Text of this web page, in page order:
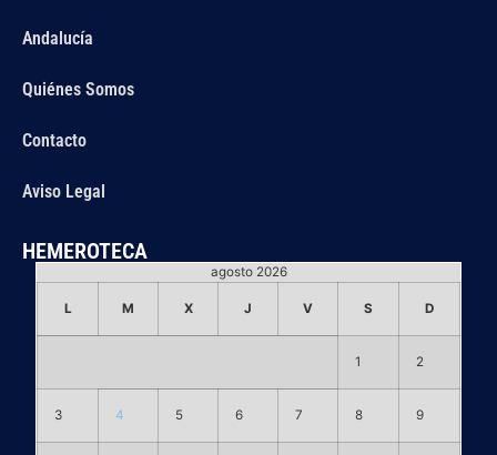
Andalucía
Quiénes Somos
Contacto
Aviso Legal
HEMEROTECA
agosto 2026
L M X J V S D
1 2
3 4 5 6 7 8 9